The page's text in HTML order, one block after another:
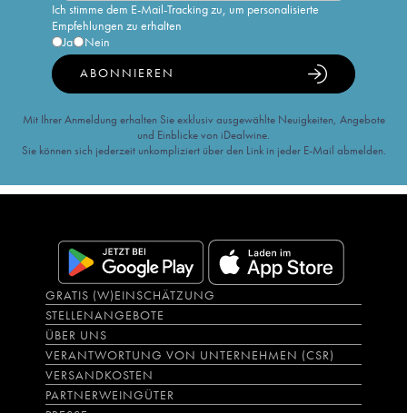
Ich stimme dem E-Mail-Tracking zu, um personalisierte
Empfehlungen zu erhalten
Ja
Nein
ABONNIEREN
Mit Ihrer Anmeldung erhalten Sie exklusiv ausgewählte Neuigkeiten, Angebote
und Einblicke von iDealwine.
Sie können sich jederzeit unkompliziert über den Link in jeder E-Mail abmelden.
GRATIS (W)EINSCHÄTZUNG
STELLENANGEBOTE
ÜBER UNS
VERANTWORTUNG VON UNTERNEHMEN (CSR)
VERSANDKOSTEN
PARTNERWEINGÜTER